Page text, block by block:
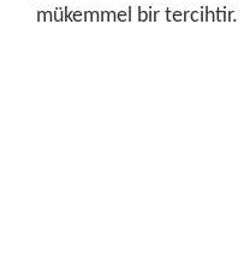
mükemmel bir tercihtir.